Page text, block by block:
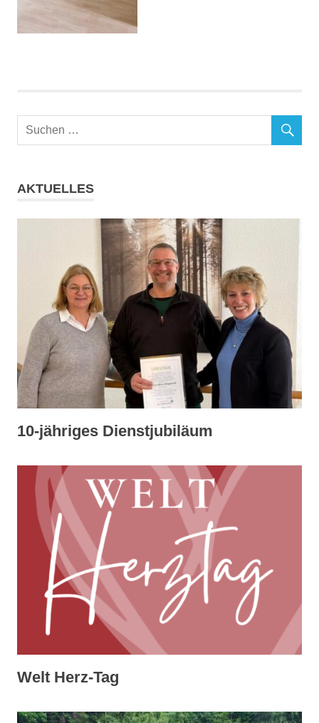
AKTUELLES
10-jähriges Dienstjubiläum
Welt Herz-Tag